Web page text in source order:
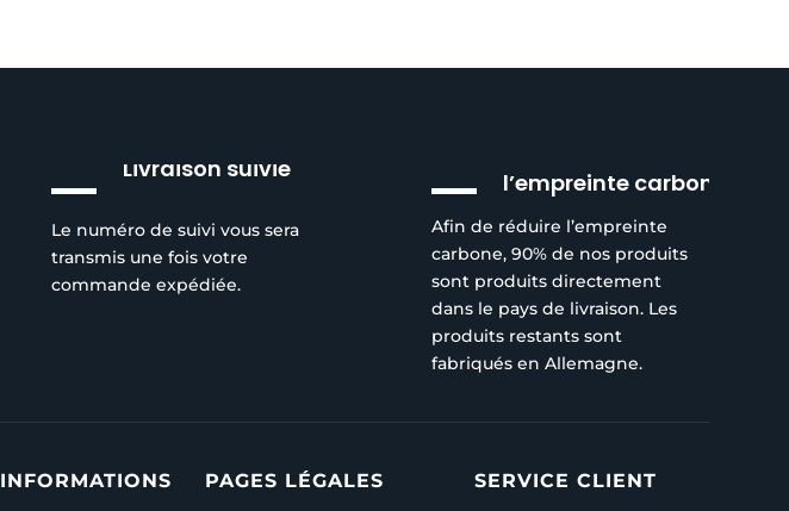
Livraison suivie
Le numéro de suivi vous sera
transmis une fois votre
commande expédiée.
l’empreinte carbone
Afin de réduire l’empreinte
carbone, 90% de nos produits
sont produits directement
dans le pays de livraison. Les
produits restants sont
fabriqués en Allemagne.
INFORMATIONS PAGES LÉGALES SERVICE CLIENT